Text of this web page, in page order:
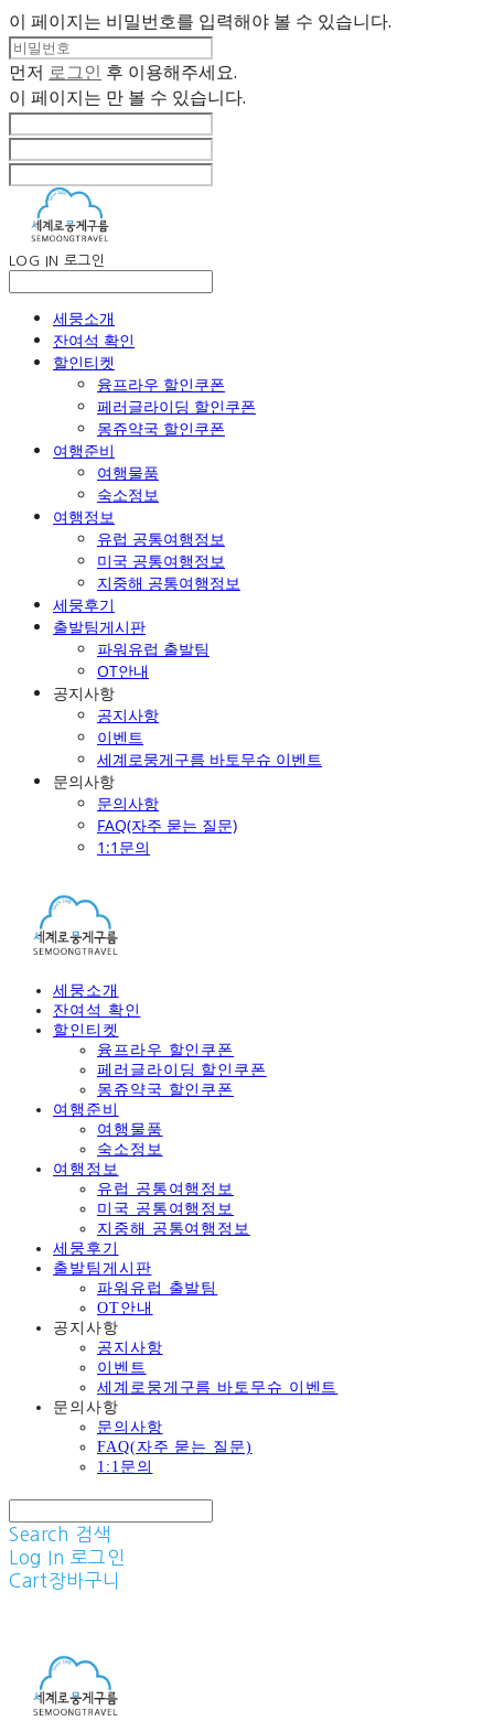
이 페이지는 비밀번호를 입력해야 볼 수 있습니다.
먼저 로그인 후 이용해주세요.
이 페이지는 만 볼 수 있습니다.
LOG IN 로그인
세뭉소개
잔여석 확인
할인티켓
융프라우 할인쿠폰
페러글라이딩 할인쿠폰
몽쥬약국 할인쿠폰
여행준비
여행물품
숙소정보
여행정보
유럽 공통여행정보
미국 공통여행정보
지중해 공통여행정보
세뭉후기
출발팀게시판
파워유럽 출발팀
OT안내
공지사항
공지사항
이벤트
세계로뭉게구름 바토무슈 이벤트
문의사항
문의사항
FAQ(자주 묻는 질문)
1:1문의
세뭉소개
잔여석 확인
할인티켓
융프라우 할인쿠폰
페러글라이딩 할인쿠폰
몽쥬약국 할인쿠폰
여행준비
여행물품
숙소정보
여행정보
유럽 공통여행정보
미국 공통여행정보
지중해 공통여행정보
세뭉후기
출발팀게시판
파워유럽 출발팀
OT안내
공지사항
공지사항
이벤트
세계로뭉게구름 바토무슈 이벤트
문의사항
문의사항
FAQ(자주 묻는 질문)
1:1문의
Search 검색
Log In 로그인
Cart장바구니